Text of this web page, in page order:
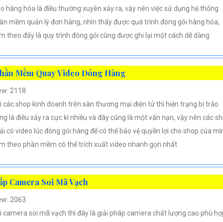
hàng hóa là điều thường xuyên xảy ra, vậy nên việc sử dụng hệ thống
mềm quản lý đơn hàng, nhìn thấy được quá trình đóng gói hàng hóa,
theo đấy là quy trình đóng gói cũng được ghi lại một cách dễ dàng
Mềm Quay Video Đóng Hàng
2118.
các shop kinh doanh trên sàn thương mại điện tử thì hiện trạng bị tráo
là điều xảy ra cực kì nhiều và đây cũng là một vấn nạn, vậy nên các
có video lúc đóng gói hàng để có thể bảo vệ quyền lợi cho shop của
theo phần mềm có thể trích xuất video nhanh gọn nhất
Camera Soi Mã Vạch
2063.
camera soi mã vạch thì đây là giải pháp camera chất lượng cao phù